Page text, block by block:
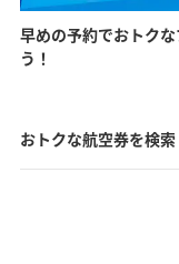
早めの予約でおトク
う！
おトクな航空券を検索